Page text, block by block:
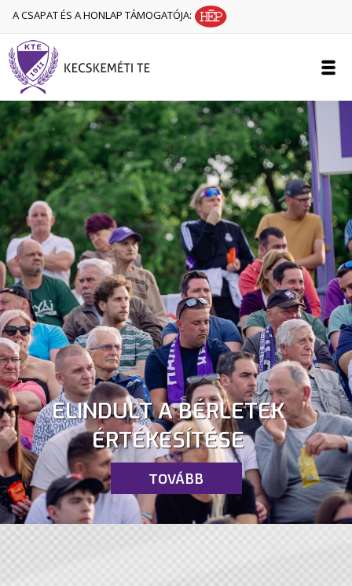
A CSAPAT ÉS A HONLAP TÁMOGATÓJA:
ELINDULT A BÉRLETEK
ÉRTÉKESÍTÉSE
TOVÁBB